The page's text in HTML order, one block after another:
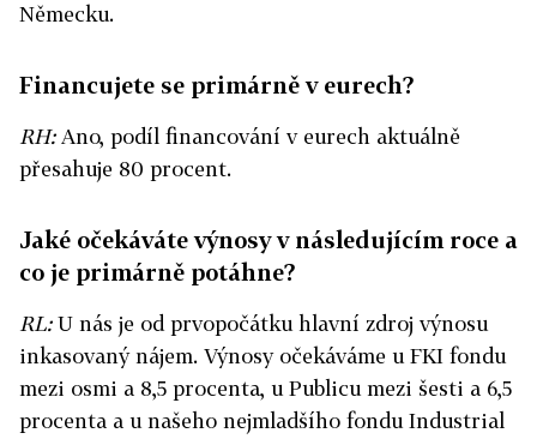
Německu.
Financujete se primárně v eurech?
RH:Ano, podíl financování v eurech aktuálně
přesahuje 80 procent.
Jaké očekáváte výnosy v následujícím roce a
co je primárně potáhne?
RL:U nás je od prvopočátku hlavní zdroj výnosu
inkasovaný nájem. Výnosy očekáváme u FKI fondu
mezi osmi a 8,5 procenta, u Publicu mezi šesti a 6,5
procenta a u našeho nejmladšího fondu Industrial